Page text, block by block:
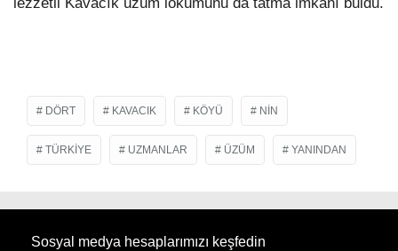
DÖRT KAVACIK KÖYÜ NIN
TÜRKIYE UZMANLAR ÜZÜM YANINDAN
Sosyal medya hesaplarımızı keşfedin